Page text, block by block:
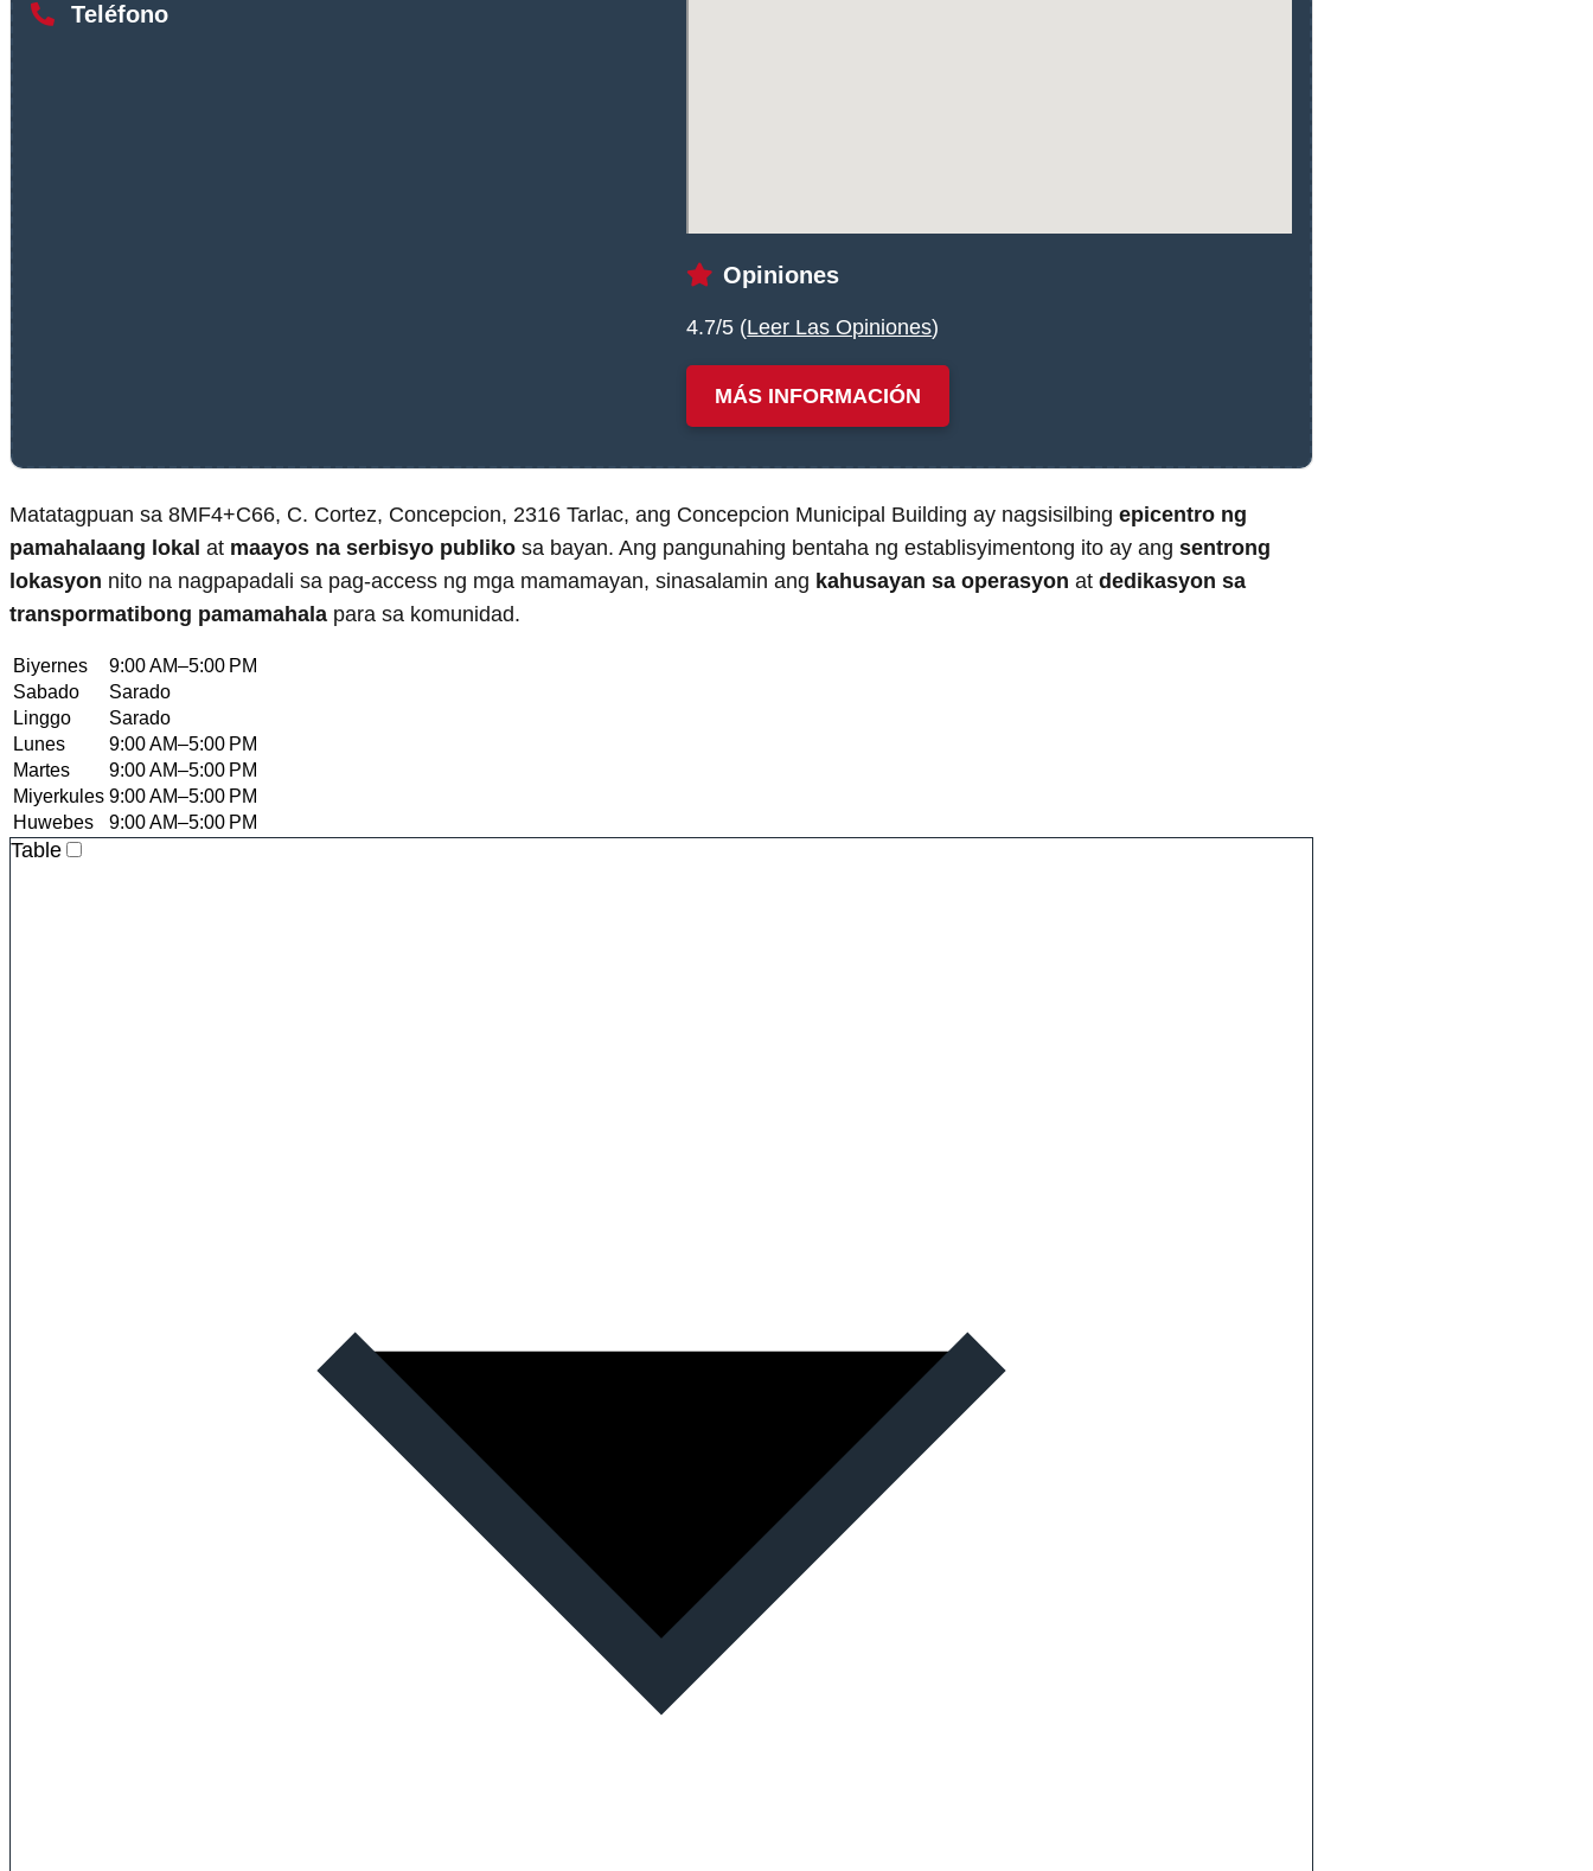
Teléfono
Opiniones
4.7/5 (Leer Las Opiniones)
MÁS INFORMACIÓN
Matatagpuan sa 8MF4+C66, C. Cortez, Concepcion, 2316 Tarlac, ang Concepcion Municipal Building ay nagsisilbing epicentro ng
pamahalaang lokal at maayos na serbisyo publiko sa bayan. Ang pangunahing bentaha ng establisyimentong ito ay ang sentrong
lokasyon nito na nagpapadali sa pag-access ng mga mamamayan, sinasalamin ang kahusayan sa operasyon at dedikasyon sa
transpormatibong pamamahala para sa komunidad.
Biyernes
9:00 AM–5:00 PM
Sabado
Sarado
Linggo
Sarado
Lunes
9:00 AM–5:00 PM
Martes
9:00 AM–5:00 PM
Miyerkules 9:00 AM–5:00 PM
Huwebes
9:00 AM–5:00 PM
Table